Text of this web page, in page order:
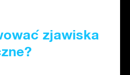
zjawiska
e?